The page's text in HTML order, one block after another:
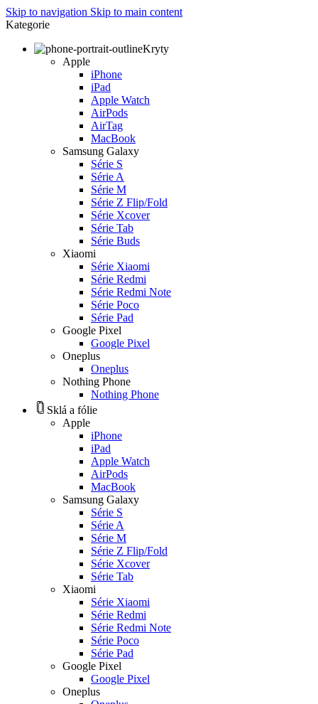
Skip to navigation Skip to main content
Kategorie
Kryty
Apple
iPhone
iPad
Apple Watch
AirPods
AirTag
MacBook
Samsung Galaxy
Série S
Série A
Série M
Série Z Flip/Fold
Série Xcover
Série Tab
Série Buds
Xiaomi
Série Xiaomi
Série Redmi
Série Redmi Note
Série Poco
Série Pad
Google Pixel
Google Pixel
Oneplus
Oneplus
Nothing Phone
Nothing Phone
Sklá a fólie
Apple
iPhone
iPad
Apple Watch
AirPods
MacBook
Samsung Galaxy
Série S
Série A
Série M
Série Z Flip/Fold
Série Xcover
Série Tab
Xiaomi
Série Xiaomi
Série Redmi
Série Redmi Note
Série Poco
Série Pad
Google Pixel
Google Pixel
Oneplus